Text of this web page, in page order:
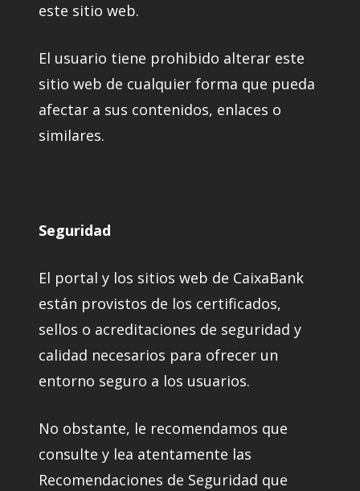
este sitio web.
El usuario tiene prohibido alterar este
sitio web de cualquier forma que pueda
afectar a sus contenidos, enlaces o
similares.
Seguridad
El portal y los sitios web de CaixaBank
están provistos de los certificados,
sellos o acreditaciones de seguridad y
calidad necesarios para ofrecer un
entorno seguro a los usuarios.
No obstante, le recomendamos que
consulte y lea atentamente las
Recomendaciones de Seguridad que